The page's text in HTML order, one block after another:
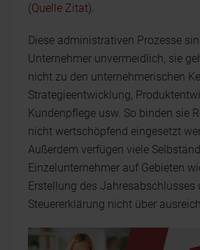
(Quelle Zitat).
Diese administrativen Prozesse
Unternehmer unvermeidlich, sie
nicht zu den unternehmerischen
Strategieentwicklung,
Kundenpflege usw. So binden sie
nicht wertschöpfend eingesetzt
Außerdem verfügen viele
Einzelunternehmer auf Gebieten
Erstellung des Jahresabschlusses
Steuererklärung nicht über